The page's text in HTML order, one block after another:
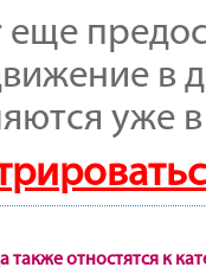
еще
в
уже
отностятся к